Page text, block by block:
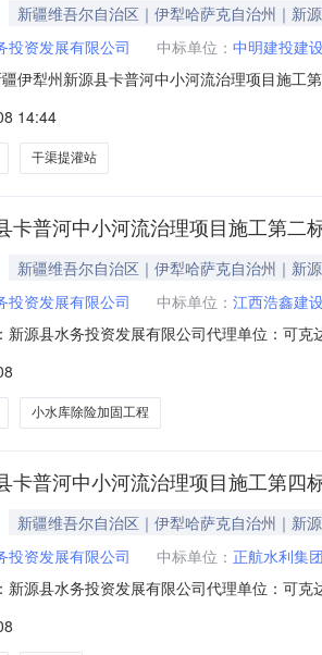
新疆维吾尔自治区｜伊犁哈萨克自治州｜新
投资发展有限公司 中标单位： 中明建投建
伊犁州新源县卡普河中小河流治理项目施工
标评标会。经评标委员会专家认真评比，推
目施工第一标段第一中标候
14:44
干渠提灌站
卡普河中小河流治理项目施工第二
新疆维吾尔自治区｜伊犁哈萨克自治州｜新
投资发展有限公司 中标单位： 江西浩鑫建
新源县水务投资发展有限公司代理单位：可
的形式，在新疆维吾尔自治区政务服务和公
推荐以下中标候选
小水库除险加固工程
卡普河中小河流治理项目施工第四
新疆维吾尔自治区｜伊犁哈萨克自治州｜新
投资发展有限公司 中标单位： 正航水利集
新源县水务投资发展有限公司代理单位：可
的形式，在新疆维吾尔自治区政务服务和公